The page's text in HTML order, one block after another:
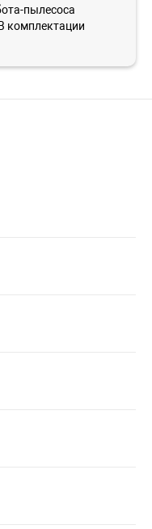
пылесоса
комплектации